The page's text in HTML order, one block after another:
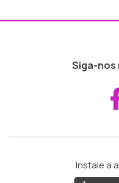
Siga-nos
Instale a